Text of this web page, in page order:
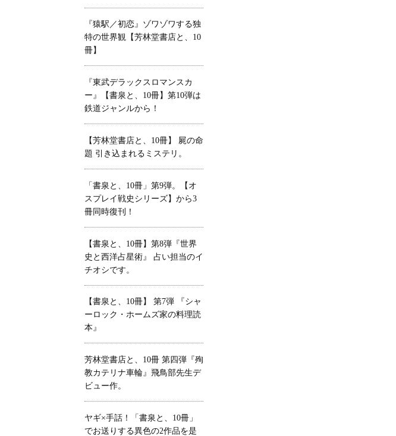
『猿駅／初恋』ゾワゾワする独
特の世界観【芳林堂書店と、10
冊】
『東武デラックスロマンスカ
ー』【書泉と、10冊】第10弾は
鉄道ジャンルから！
【芳林堂書店と、10冊】 屍の命
題 引き込まれるミステリ。
「書泉と、10冊」第9弾。【オ
スプレイ戦史シリーズ】から3
冊同時復刊！
【書泉と、10冊】第8弾『世界
史と西洋占星術』 占い担当のイ
チオシです。
【書泉と、10冊】 第7弾 『シャ
ーロック・ホームズ家の料理読
本』
芳林堂書店と、10冊 第四弾『殉
教カテリナ車輪』飛鳥部先生デ
ビュー作。
ヤギ×手話！「書泉と、10冊」
でお送りする異色の2作品を是